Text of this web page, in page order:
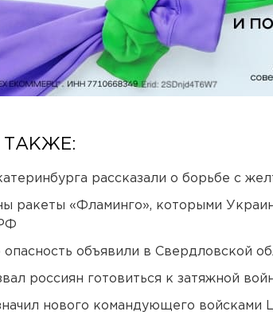
ТАКЖЕ:
рассказали о борьбе с
ракеты «Фламинго», которыми
опасность объявили в Свердловской
россиян готовиться к затяжной
нового командующего войсками